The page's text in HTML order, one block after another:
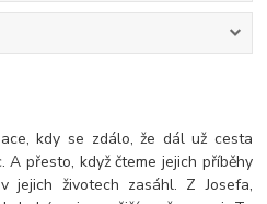
kdy se zdálo, že dál už cesta
přesto, když čteme jejich příběhy
jejich životech zasáhl. Z Josefa,